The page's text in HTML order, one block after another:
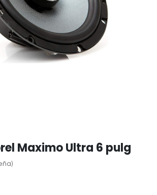
Maximo Ultra 6 pulg